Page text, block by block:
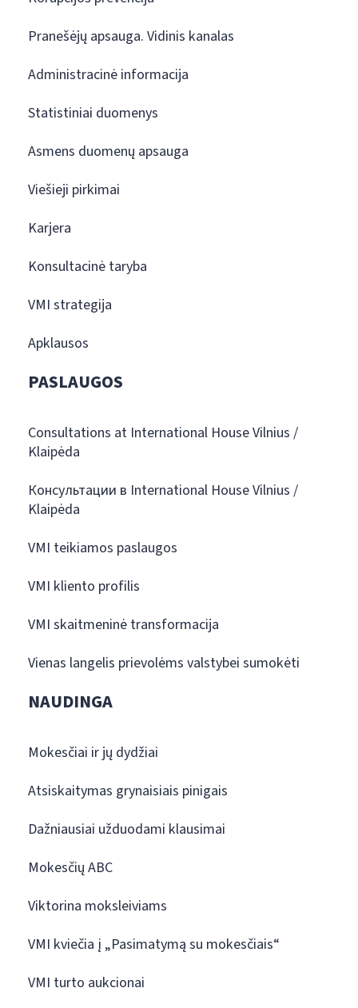
Pranešėjų apsauga. Vidinis kanalas
Administracinė informacija
Statistiniai duomenys
Asmens duomenų apsauga
Viešieji pirkimai
Karjera
Konsultacinė taryba
VMI strategija
Apklausos
PASLAUGOS
Consultations at International House Vilnius /
Klaipėda
Консультации в International House Vilnius /
Klaipėda
VMI teikiamos paslaugos
VMI kliento profilis
VMI skaitmeninė transformacija
Vienas langelis prievolėms valstybei sumokėti
NAUDINGA
Mokesčiai ir jų dydžiai
Atsiskaitymas grynaisiais pinigais
Dažniausiai užduodami klausimai
Mokesčių ABC
Viktorina moksleiviams
VMI kviečia į „Pasimatymą su mokesčiais“
VMI turto aukcionai